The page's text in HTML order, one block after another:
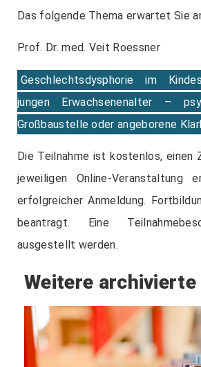
Das folgende Thema erwartet Sie
Prof. Dr. med. Veit Roessner
Geschlechtsdysphorie im
jungen Erwachsenenalter –
Großbaustelle oder angeborene
Die Teilnahme ist kostenlos, einen
jeweiligen Online-Veranstaltung
erfolgreicher Anmeldung.
beantragt. Eine
ausgestellt werden.
Weitere